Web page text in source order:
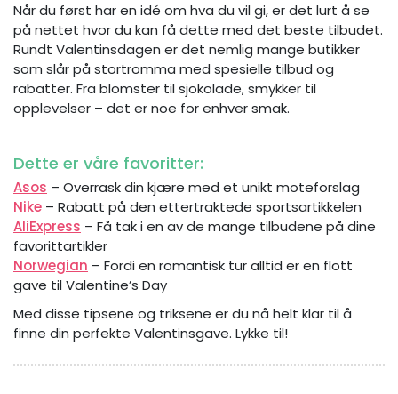
Når du først har en idé om hva du vil gi, er det lurt å se
på nettet hvor du kan få dette med det beste tilbudet.
Rundt Valentinsdagen er det nemlig mange butikker
som slår på stortromma med spesielle tilbud og
rabatter. Fra blomster til sjokolade, smykker til
opplevelser – det er noe for enhver smak.
Dette er våre favoritter:
Asos – Overrask din kjære med et unikt moteforslag
Nike – Rabatt på den ettertraktede sportsartikkelen
AliExpress – Få tak i en av de mange tilbudene på dine
favorittartikler
Norwegian – Fordi en romantisk tur alltid er en flott
gave til Valentine’s Day
Med disse tipsene og triksene er du nå helt klar til å
finne din perfekte Valentinsgave. Lykke til!